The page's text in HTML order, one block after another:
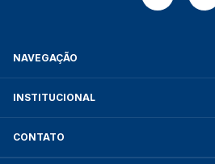
NAVEGAÇÃO
INSTITUCIONAL
CONTATO